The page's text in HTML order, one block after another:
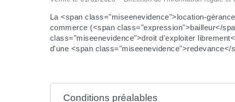
La <span class="miseenevidence">location-
commerce (<span class="expression">bailleur</
class="miseenevidence">droit d'exploiter
d'une <span class="miseenevidence">redevance</
Conditions préalables